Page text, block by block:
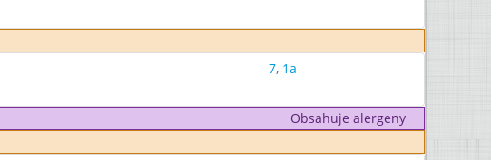
7, 1a
Obsahuje alergeny